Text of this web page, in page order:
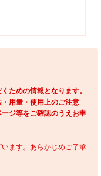
ための情報となります。
用量・使用上のご注意
ジ等をご確認のうえお申
ます。あらかじめご了承